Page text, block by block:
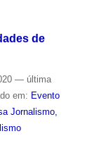
de
— última
em: Evento
Jornalismo,